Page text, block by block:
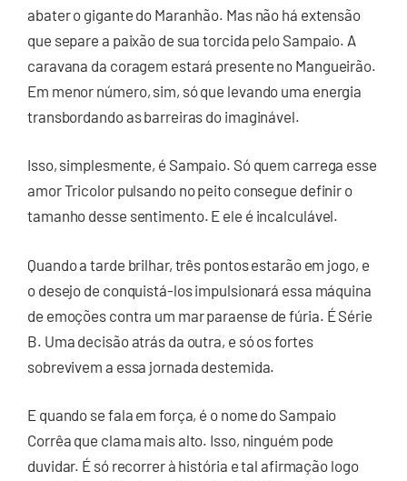
abater o gigante do Maranhão. Mas não há extensão
que separe a paixão de sua torcida pelo Sampaio. A
caravana da coragem estará presente no Mangueirão.
Em menor número, sim, só que levando uma energia
transbordando as barreiras do imaginável.
Isso, simplesmente, é Sampaio. Só quem carrega esse
amor Tricolor pulsando no peito consegue definir o
tamanho desse sentimento. E ele é incalculável.
Quando a tarde brilhar, três pontos estarão em jogo, e
o desejo de conquistá-los impulsionará essa máquina
de emoções contra um mar paraense de fúria. É Série
B. Uma decisão atrás da outra, e só os fortes
sobrevivem a essa jornada destemida.
E quando se fala em força, é o nome do Sampaio
Corrêa que clama mais alto. Isso, ninguém pode
duvidar. É só recorrer à história e tal afirmação logo